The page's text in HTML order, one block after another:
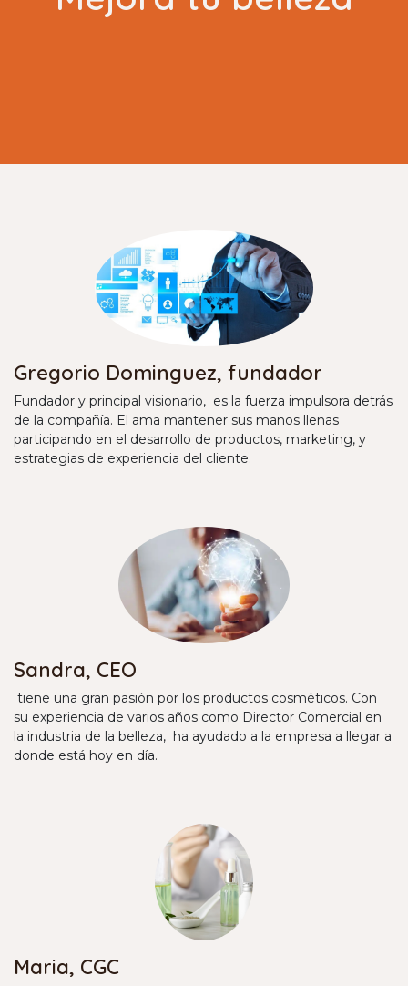
Gregorio Dominguez, fundador
Fundador y principal visionario, es la fuerza impulsora detrás
de la compañía. El ama mantener sus manos llenas
participando en el desarrollo de productos, marketing, y
estrategias de experiencia del cliente.
Sandra, CEO
tiene una gran pasión por los productos cosméticos. Con
su experiencia de varios años como Director Comercial en
la industria de la belleza, ha ayudado a la empresa a llegar a
donde está hoy en día.
Maria, CGC